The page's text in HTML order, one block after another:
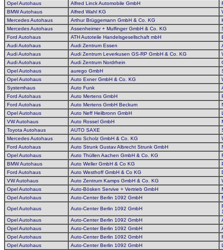
Opel Autohaus
Alfred Linck Automobile GmbH
BMW Autohaus
Alfred Wahl KG
Mercedes Autohaus
Arthur Brüggemann GmbH & Co. KG
Mercedes Autohaus
Assenheimer + Mulfinger GmbH & Co. KG
Ford Autohaus
ATH Autoteile Handelsgesellschaft mbH
Audi Autohaus
Audi Zentrum Essen
Audi Autohaus
Audi Zentrum Leverkusen GS-RP GmbH & Co. KG
Audi Autohaus
Audi Zentrum Nordrhein
Opel Autohaus
aurego GmbH
Opel Autohaus
Auto Exner GmbH & Co. KG
Systemhaus
Auto Funk
Ford Autohaus
Auto Mertens GmbH
Ford Autohaus
Auto Mertens GmbH Beckum
Opel Autohaus
Auto Neff Heilbronn GmbH
VW Autohaus
Auto Rossel GmbH
Toyota Autohaus
AUTO SAXE
Mercedes Autohaus
Auto Scholz GmbH & Co. KG
Ford Autohaus
Auto Strunk Gustav Albrecht Strunk GmbH
Opel Autohaus
Auto Thüllen Aachen GmbH & Co. KG
BMW Autohaus
Auto Weller GmbH & Co KG
Ford Autohaus
Auto Westhoff GmbH & Co KG
VW Autohaus
Auto Zentrum Kamps GmbH & Co. KG
Opel Autohaus
Auto-Bösken Servive + Vertrieb GmbH
Opel Autohaus
Auto-Center Berlin 1092 GmbH
Opel Autohaus
Auto-Center Berlin 1092 GmbH
Opel Autohaus
Auto-Center Berlin 1092 GmbH
Opel Autohaus
Auto-Center Berlin 1092 GmbH
Opel Autohaus
Auto-Center Berlin 1092 GmbH
Opel Autohaus
Auto-Center Berlin 1092 GmbH